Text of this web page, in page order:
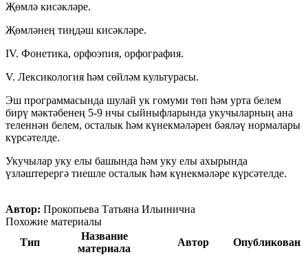
Җөмлә кисәкләре.
Җөмләнеӊ тиӊдәш кисәкләре.
IV. Фонетика, орфоэпия, орфография.
V. Лексикология һәм сөйләм культурасы.
Эш программасында шулай ук гомуми төп һәм урта белем
бирү мәктәбенең 5-9 нчы сыйныфларында укучыларның ана
теленнән белем, осталык һәм күнекмәләрен бәяләү нормалары
күрсәтелде.
Укучылар уку елы башында һәм уку елы ахырында
үзләштерергә тиешле осталык һәм күнекмәләре күрсәтелде.
Автор: Прокопьева Татьяна Ильинична
Похожие материалы
Тип
Название
материала
Автор Опубликован